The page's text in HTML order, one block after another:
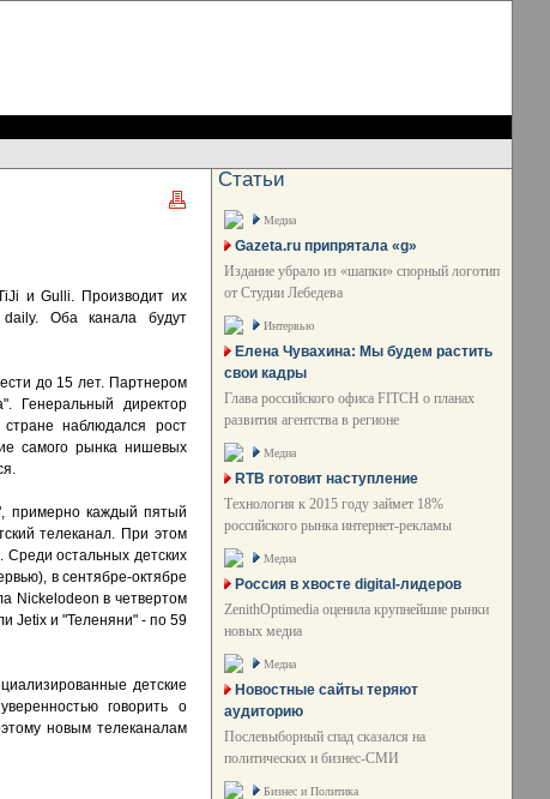
и Gulli. Производит их
Оба канала будут
до 15 лет. Партнером
Генеральный директор
наблюдался рост
самого рынка нишевых
примерно каждый пятый
телеканал. При этом
Среди остальных детских
в сентябре-октябре
Nickelodeon в четвертом
Jetix и "Теленяни" - по 59
детские
говорить о
новым телеканалам
Статьи
Медиа
Gazeta.ru припрятала «g»
Издание убрало из «шапки» спорный логотип
от Студии Лебедева
Интервью
Елена Чувахина: Мы будем растить
свои кадры
Глава российского офиса FITCH о планах
развития агентства в регионе
Медиа
RTB готовит наступление
Технология к 2015 году займет 18%
российского рынка интернет-рекламы
Медиа
Россия в хвосте digital-лидеров
ZenithOptimedia оценила крупнейшие рынки
новых медиа
Медиа
Новостные сайты теряют
аудиторию
Послевыборный спад сказался на
политических и бизнес-СМИ
Бизнес и Политика